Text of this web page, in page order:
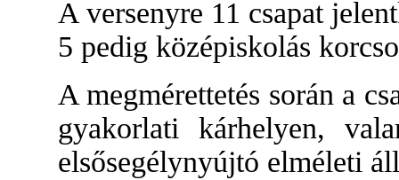
A versenyre 11 csapat
5 pedig középiskolás
A megmérettetés során a
gyakorlati kárhelyen,
elsősegélynyújtó elméleti